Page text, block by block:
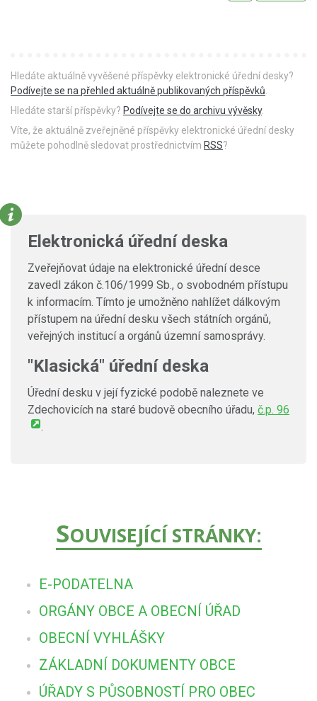
Hledáte aktuálně vyvěšené příspěvky elektronické úřední desky?
Podívejte se na přehled aktuálně publikovaných příspěvků
Hledáte starší příspěvky? Podívejte se do archivu vývěsky.
Víte, že aktuálně zveřejněné příspěvky elektronické úřední desky
můžete pohodlně sledovat prostřednictvím RSS?
Elektronická úřední deska
Zveřejňovat údaje na elektronické úřední desce
zavedl zákon č.106/1999 Sb., o svobodném přístupu
k informacím. Tímto je umožněno nahlížet dálkovým
přístupem na úřední desku všech státních orgánů,
veřejných institucí a orgánů územní samosprávy.
"Klasická" úřední deska
Úřední desku v její fyzické podobě naleznete ve
Zdechovicích na staré budově obecního úřadu, č.p. 96
.
SOUVISEJÍCÍ STRÁNKY:
E-PODATELNA
ORGÁNY OBCE A OBECNÍ ÚŘAD
OBECNÍ VYHLÁŠKY
ZÁKLADNÍ DOKUMENTY OBCE
ÚŘADY S PŮSOBNOSTÍ PRO OBEC